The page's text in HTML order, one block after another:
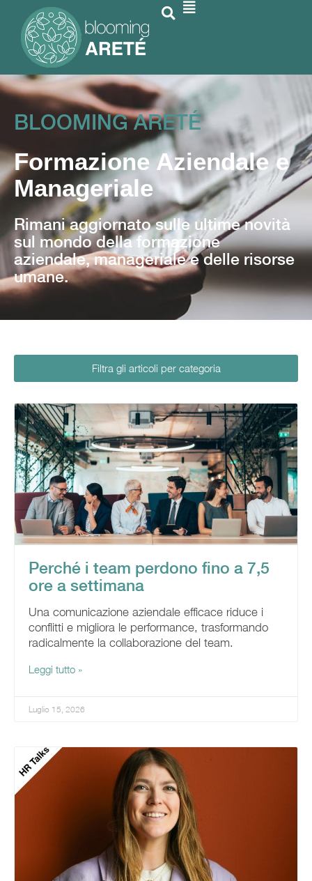
BLOOMING ARETÉ
Formazione Aziendale e
Manageriale
Rimani aggiornato sulle ultime novità
sul mondo della formazione
aziendale, manageriale e delle risorse
umane.
Filtra gli articoli per categoria
Perché i team perdono fino a 7,5
ore a settimana
Una comunicazione aziendale efficace riduce i
conflitti e migliora le performance, trasformando
radicalmente la collaborazione del team.
Leggi tutto »
Luglio 15, 2026